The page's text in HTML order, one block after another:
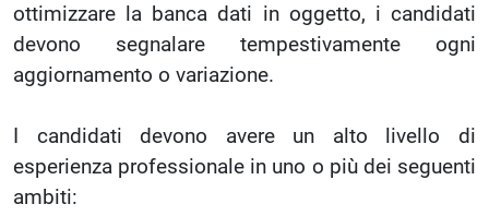
ottimizzare la banca dati in oggetto, i candidati
devono segnalare tempestivamente ogni
aggiornamento o variazione.
I candidati devono avere un alto livello di
esperienza professionale in uno o più dei seguenti
ambiti: